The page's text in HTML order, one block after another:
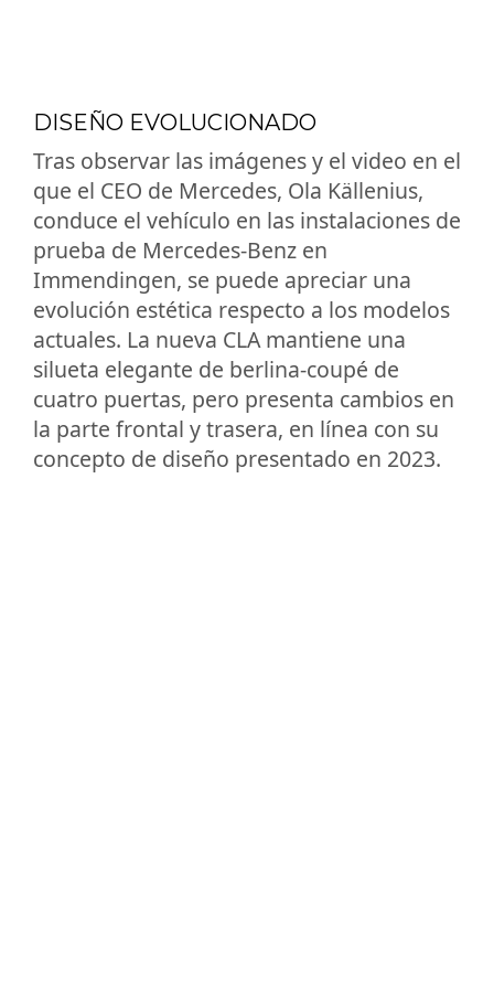
DISEÑO EVOLUCIONADO
Tras observar las imágenes y el video en el
que el CEO de Mercedes, Ola Källenius,
conduce el vehículo en las instalaciones de
prueba de Mercedes-Benz en
Immendingen, se puede apreciar una
evolución estética respecto a los modelos
actuales. La nueva CLA mantiene una
silueta elegante de berlina-coupé de
cuatro puertas, pero presenta cambios en
la parte frontal y trasera, en línea con su
concepto de diseño presentado en 2023.